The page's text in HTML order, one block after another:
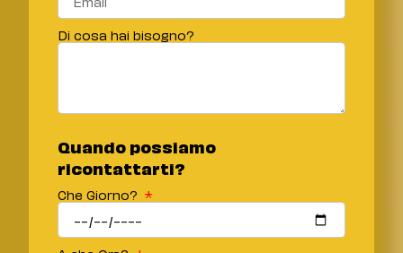
Di cosa hai bisogno?
Quando possiamo
ricontattarti?
Che Giorno?